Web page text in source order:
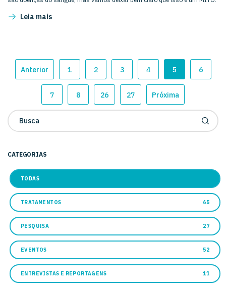
Leia mais
Anterior 1 2 3 4 5 6
7 8 26 27 Próxima
CATEGORIAS
TODAS
TRATAMENTOS 65
PESQUISA 27
EVENTOS 52
ENTREVISTAS E REPORTAGENS 11